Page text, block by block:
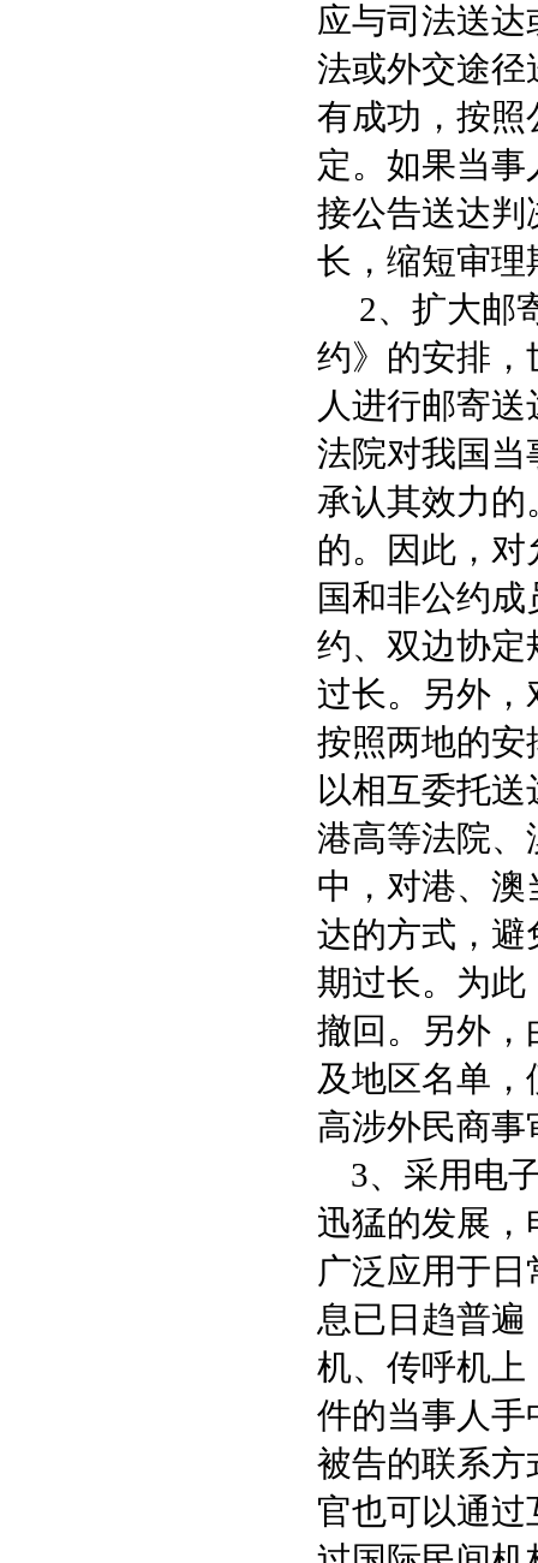
应与司法送
法或外交途径
有成功，按照
定。如果当
接公告送达判
长，缩短审理
2、扩大邮
约》的安排，
人进行邮寄
法院对我国当
承认其效力
的。因此，
国和非公约
约、双边协定
过长。另外，
按照两地的安
以相互委托
港高等法院、
中，对港、
达的方式，避
期过长。为此
撤回。另外，
及地区名单
高涉外民商
3、采用电
迅猛的发展
广泛应用于
息已日趋普
机、传呼机上
件的当事人手
被告的联系方
官也可以通